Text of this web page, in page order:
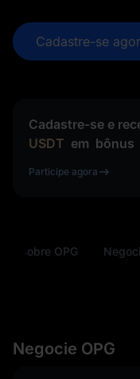
Cadastre-se
Cadastre-se e
USDT em bônus
Participe agora
sobre OPG
Negocie OPG